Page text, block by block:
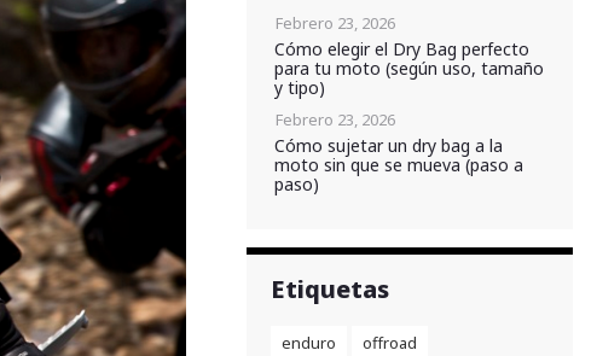
Febrero 23, 2026
Cómo elegir el Dry Bag perfecto
para tu moto (según uso, tamaño
y tipo)
Febrero 23, 2026
Cómo sujetar un dry bag a la
moto sin que se mueva (paso a
paso)
Etiquetas
enduro
offroad